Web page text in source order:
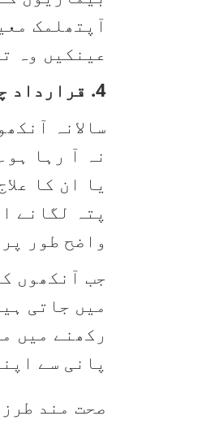
آپتھلمک
عینکیں وہ
4. قرارداد چار: میں اپنے آپٹومیٹرسٹ کے ساتھ آنکھوں کا معائنہ کرواؤں گا۔.
سالانہ
نہ آ رہا
یا ان کا
پتہ لگانے
واضح طور
جب آنکھوں
میں جاتی
رکھنے میں
پانی سے
صحت مند